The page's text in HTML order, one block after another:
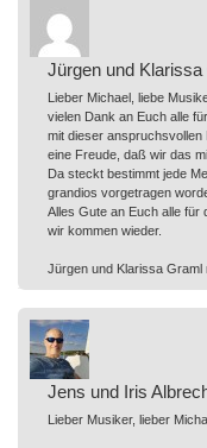
Jürgen und
Lieber Michael, liebe
vielen Dank an Euch alle
mit dieser anspruchsvollen
eine Freude, daß wir das
Da steckt bestimmt jede
grandios vorgetragen
Alles Gute an Euch alle für
wir kommen wieder.
Jürgen und Klarissa Graml
Jens und Iris
Lieber Musiker, lieber